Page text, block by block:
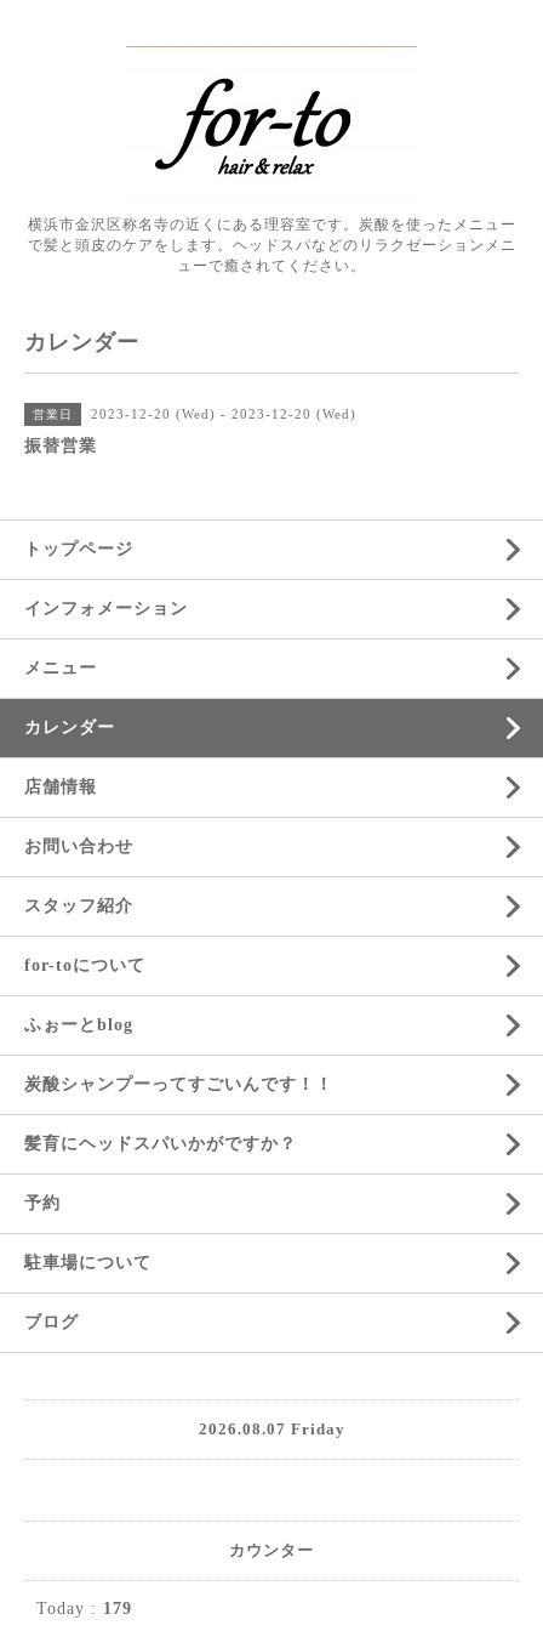
横浜市金沢区称名寺の近くにある理容室です。炭酸を使ったメニュー
で髪と頭皮のケアをします。ヘッドスパなどのリラクゼーションメニ
ューで癒されてください。
カレンダー
営業日 2023-12-20 (Wed) - 2023-12-20 (Wed)
振替営業
トップページ
インフォメーション
メニュー
カレンダー
店舗情報
お問い合わせ
スタッフ紹介
for-toについて
ふぉーとblog
炭酸シャンプーってすごいんです！！
髪育にヘッドスパいかがですか？
予約
駐車場について
ブログ
2026.08.07 Friday
カウンター
Today : 179